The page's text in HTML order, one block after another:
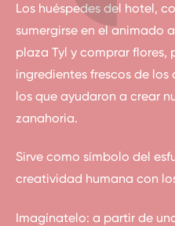
Los huéspedes del hotel,
sumergirse en el animado
plaza Tyl y comprar flores,
ingredientes frescos de
los que ayudaron a crear
zanahoria.
Sirve como símbolo del
creatividad humana con
Imagínatelo: a partir de